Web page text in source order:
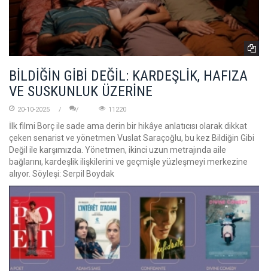
BİLDİĞİN GİBİ DEĞİL: KARDEŞLİK, HAFIZA
VE SUSKUNLUK ÜZERİNE
20-10-2025 11220
İlk filmi Borç ile sade ama derin bir hikâye anlatıcısı olarak dikkat
çeken senarist ve yönetmen Vuslat Saraçoğlu, bu kez Bildiğin Gibi
Değil ile karşımızda. Yönetmen, ikinci uzun metrajında aile
bağlarını, kardeşlik ilişkilerini ve geçmişle yüzleşmeyi merkezine
alıyor. Söyleşi: Serpil Boydak